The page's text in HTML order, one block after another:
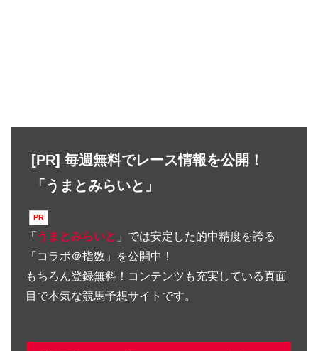
[PR] 毎週無料でレース情報を公開！
「うまとみらいと」
「 うまとみらいと 」では安定した的中精度を誇る
「コラボ＠指数」を公開中！
もちろん登録無料！コンテンツも充実している真面
目で本気な競馬予想サイトです。